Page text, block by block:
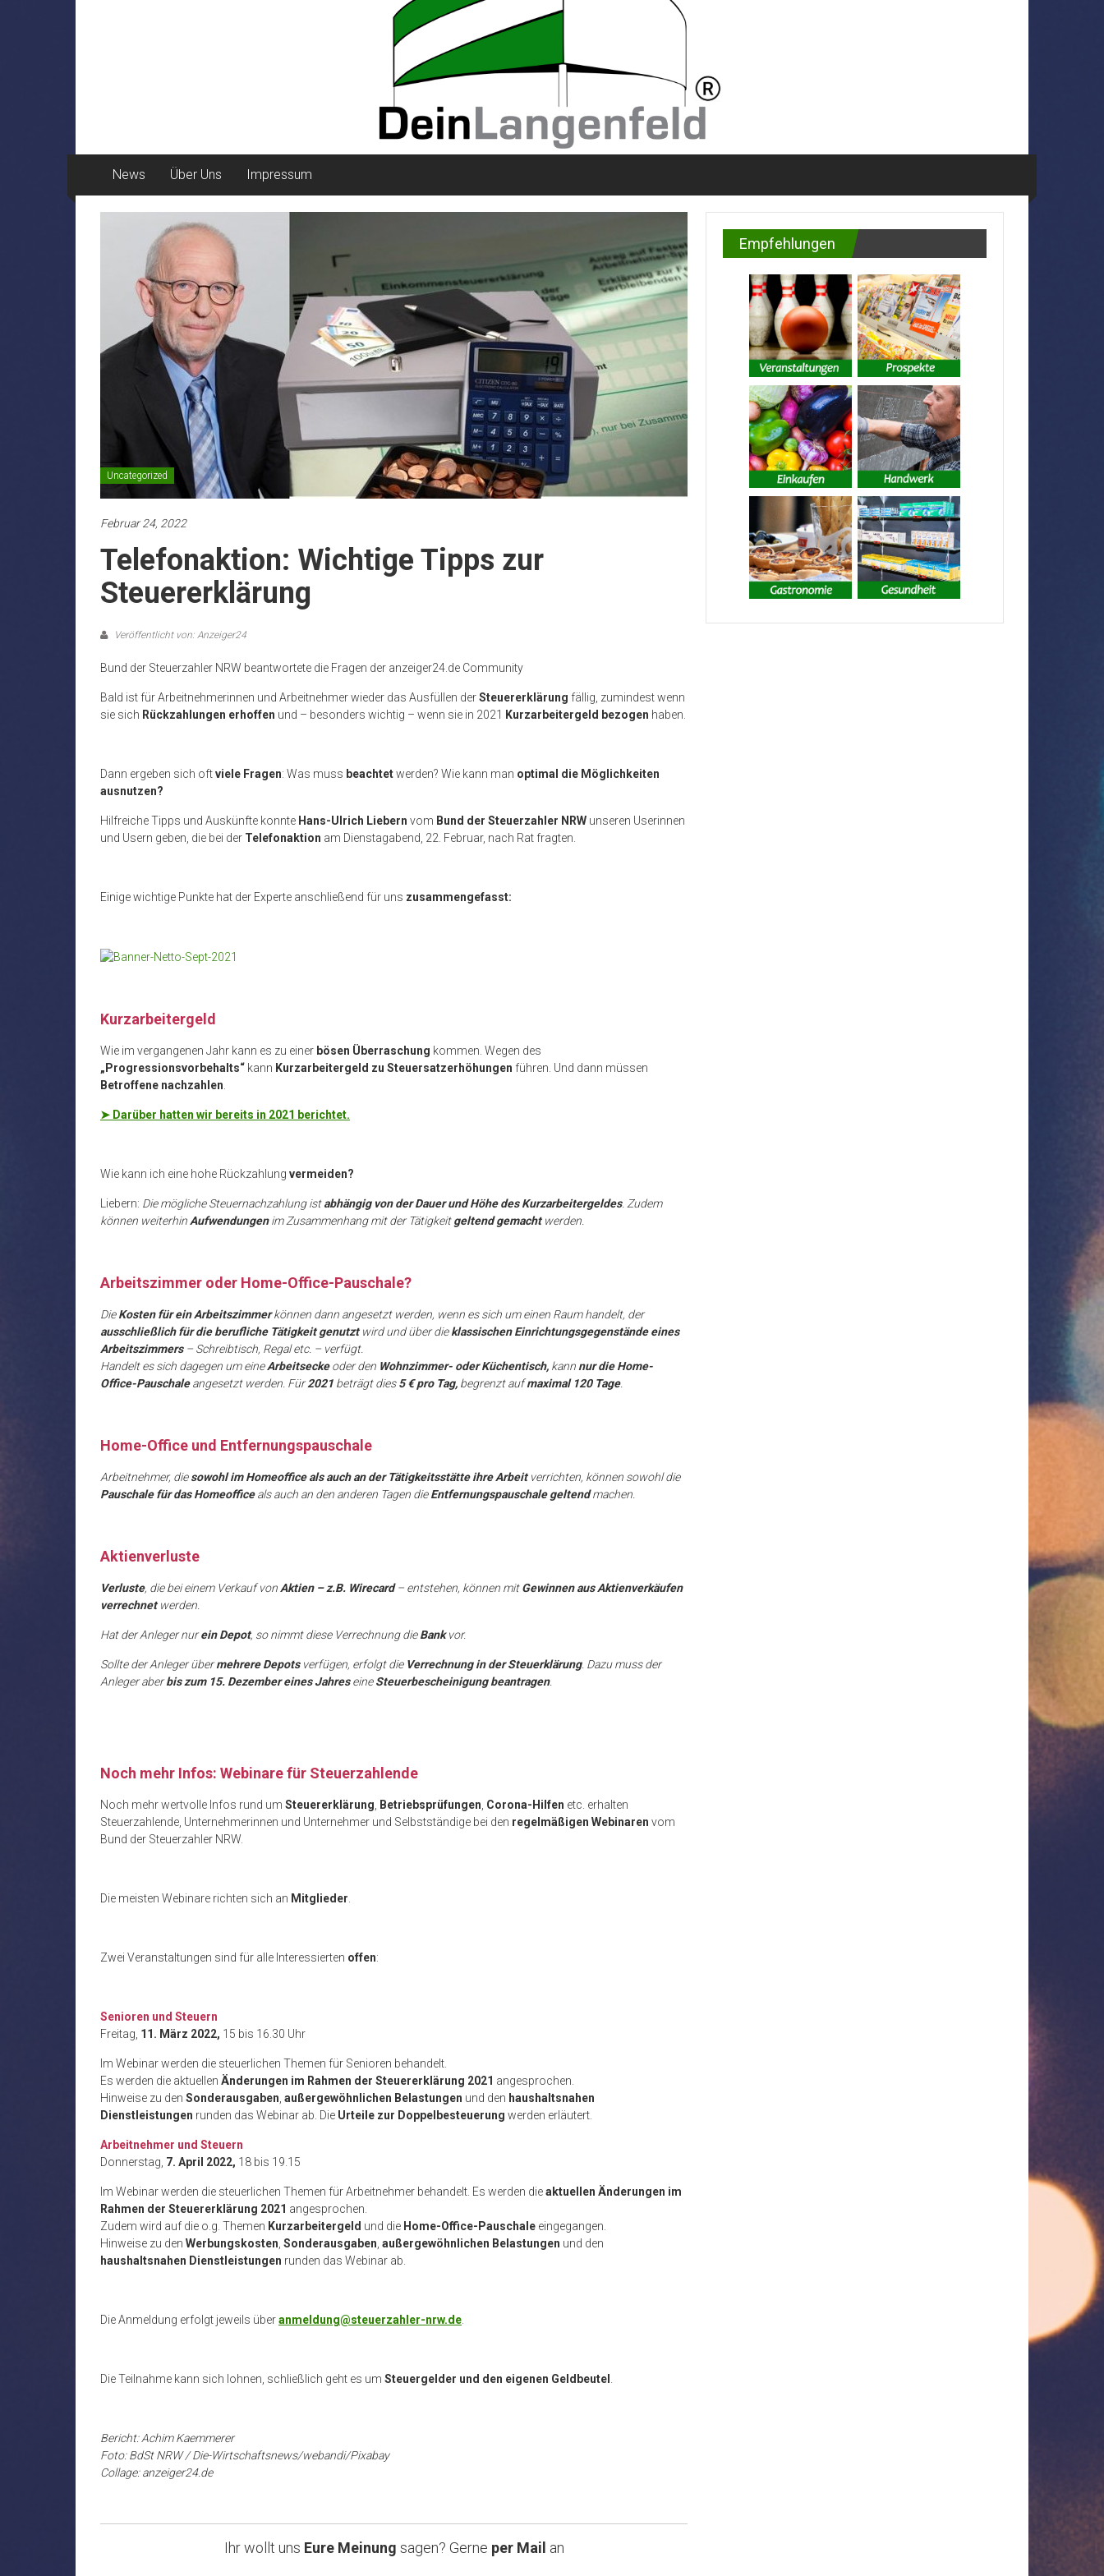
News Über Uns Impressum
Uncategorized
Februar 24, 2022
Telefonaktion: Wichtige Tipps zur
Steuererklärung
Veröffentlicht von: Anzeiger24
Bund der Steuerzahler NRW beantwortete die Fragen der anzeiger24.de Community
Bald ist für Arbeitnehmerinnen und Arbeitnehmer wieder das Ausfüllen derSteuererklärung fällig, zumindest wenn
sie sich Rückzahlungen erhoffen und – besonders wichtig – wenn sie in 2021 Kurzarbeitergeld bezogen haben.
Dann ergeben sich oftviele Fragen: Was muss beachtetwerden? Wie kann man optimal die Möglichkeiten
ausnutzen?
Hilfreiche Tipps und Auskünfte konnte Hans-Ulrich Liebern vom Bund der Steuerzahler NRW unseren Userinnen
und Usern geben, die bei der Telefonaktion am Dienstagabend, 22. Februar, nach Rat fragten.
Einige wichtige Punkte hat der Experte anschließend für uns zusammengefasst:
Kurzarbeitergeld
Wie im vergangenen Jahr kann es zu einer bösen Überraschung kommen. Wegen des
„Progressionsvorbehalts“ kann Kurzarbeitergeld zu Steuersatzerhöhungen führen. Und dann müssen
Betroffene nachzahlen
➤ Darüber hatten wir bereits in 2021 berichtet.
Wie kann ich eine hohe Rückzahlung vermeiden?
Liebern: Die mögliche Steuernachzahlung istabhängig von der Dauer und Höhe des Kurzarbeitergeldes. Zudem
können weiterhin Aufwendungenim Zusammenhang mit der Tätigkeitgeltend gemachtwerden.
Arbeitszimmer oder Home-Office-Pauschale?
DieKosten für ein Arbeitszimmerkönnen dann angesetzt werden, wenn es sich um einen Raum handelt, der
ausschließlich für die berufliche Tätigkeit genutztwird und über dieklassischen Einrichtungsgegenstände eines
Arbeitszimmers– Schreibtisch, Regal etc. – verfügt.
Handelt es sich dagegen um eineArbeitseckeoder den Wohnzimmer- oder Küchentisch, kann nur die Home-
Office-Pauschaleangesetzt werden. Für2021 beträgt dies5 € pro Tag, begrenzt aufmaximal 120 Tage.
Home-Office und Entfernungspauschale
Arbeitnehmer, diesowohl im Homeoffice als auch an der Tätigkeitsstätte ihre Arbeitverrichten, können sowohl die
Pauschale für das Homeofficeals auch an den anderen Tagen dieEntfernungspauschale geltendmachen.
Aktienverluste
Verluste, die bei einem Verkauf von Aktien – z.B. Wirecard– entstehen, können mitGewinnen aus Aktienverkäufen
verrechnetwerden.
Hat der Anleger nurein Depot, so nimmt diese Verrechnung dieBankvor.
Sollte der Anleger übermehrere Depotsverfügen, erfolgt die Verrechnung in der Steuerklärung. Dazu muss der
Anleger aberbis zum 15. Dezember eines JahreseineSteuerbescheinigung beantragen.
Noch mehr Infos: Webinare für Steuerzahlende
Noch mehr wertvolle Infos rund um Steuererklärung Betriebsprüfungen Corona-Hilfen etc. erhalten
Steuerzahlende, Unternehmerinnen und Unternehmer und Selbstständige bei den regelmäßigen Webinaren vom
Bund der Steuerzahler NRW.
Die meisten Webinare richten sich an Mitglieder
Zwei Veranstaltungen sind für alle Interessierten offen:
Senioren und Steuern
Freitag, 11. März 2022, 15 bis 16.30 Uhr
Im Webinar werden die steuerlichen Themen für Senioren behandelt.
Es werden die aktuellen Änderungen im Rahmen der Steuererklärung 2021 angesprochen.
Hinweise zu den Sonderausgaben außergewöhnlichen Belastungen und den haushaltsnahen
Dienstleistungen runden das Webinar ab. Die Urteile zur Doppelbesteuerung werden erläutert.
Arbeitnehmer und Steuern
Donnerstag, 7. April 2022, 18 bis 19.15
Im Webinar werden die steuerlichen Themen für Arbeitnehmer behandelt. Es werden dieaktuellen Änderungen im
Rahmen der Steuererklärung 2021 angesprochen.
Zudem wird auf die o.g. Themen Kurzarbeitergeld und die Home-Office-Pauschale eingegangen.
Hinweise zu den Werbungskosten Sonderausgaben außergewöhnlichen Belastungen und den
haushaltsnahen Dienstleistungen runden das Webinar ab.
Die Anmeldung erfolgt jeweils überanmeldung@steuerzahler-nrw.de
Die Teilnahme kann sich lohnen, schließlich geht es um Steuergelder und den eigenen Geldbeutel
Bericht: Achim Kaemmerer
Foto: BdSt NRW / Die-Wirtschaftsnews/webandi/Pixabay
Collage: anzeiger24.de
Ihr wollt uns Eure Meinung sagen? Gerne per Mail an
Empfehlungen